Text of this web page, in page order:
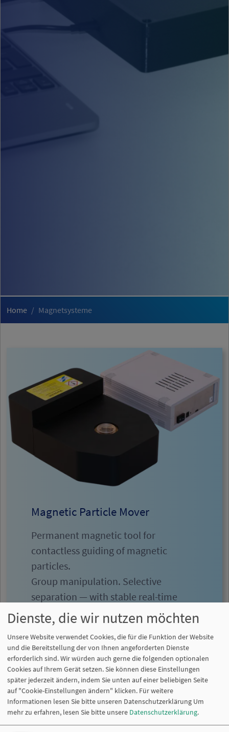
Home Magnetsysteme
Magnetic Particle Mover
Permanent magnetic tool for
contactless guiding of magnetic
particles.
Group manipulation. Selective
separation — with stable real-time
performance.
Learn more
Magnetsysteme
Dienste, die wir nutzen möchten
Unsere Website verwendet Cookies, die für die Funktion der Website
und die Bereitstellung der von Ihnen angeforderten Dienste
erforderlich sind. Wir würden auch gerne die folgenden optionalen
Cookies auf Ihrem Gerät setzen. Sie können diese Einstellungen
später jederzeit ändern, indem Sie unten auf einer beliebigen Seite
auf "Cookie-Einstellungen ändern" klicken. Für weitere
Informationen lesen Sie bitte unseren Datenschutzerklärung Um
mehr zu erfahren, lesen Sie bitte unsere Datenschutzerklärung.